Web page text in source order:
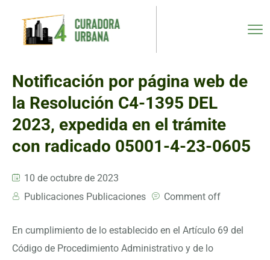
Notificación por página web de
la Resolución C4-1395 DEL
2023, expedida en el trámite
con radicado 05001-4-23-0605
10 de octubre de 2023
Publicaciones Publicaciones
Comment off
En cumplimiento de lo establecido en el Artículo 69 del
Código de Procedimiento Administrativo y de lo